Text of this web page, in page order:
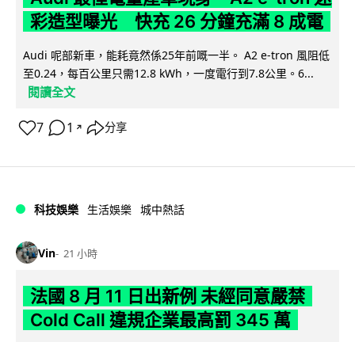
彩造型曝光 快充 26 分鐘充滿 8 成電
Audi 呢部新車，能耗竟然係25年前嘅一半。 A2 e-tron 風阻低
至0.24，每百公里只需12.8 kWh，一度電行到7.8公里。6...
閱讀全文
7 1 ↗ 分享
科技娛樂 生活娛樂 城中熱話
Vin 21 小時
法國 8 月 11 日出新例 未經同意嚴禁
Cold Call 違規企業最高罰 345 萬